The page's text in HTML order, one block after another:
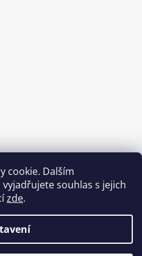
cookie. Dalším
souhlas s jejich
zde.